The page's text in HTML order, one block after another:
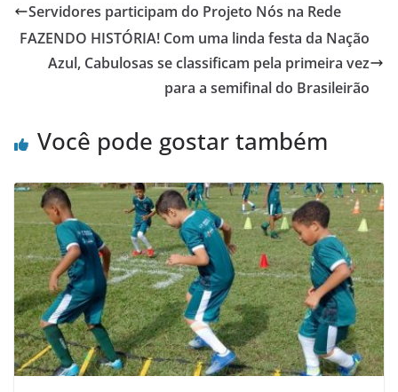
Servidores participam do Projeto Nós na Rede
FAZENDO HISTÓRIA! Com uma linda festa da Nação
Azul, Cabulosas se classificam pela primeira vez
para a semifinal do Brasileirão
Você pode gostar também